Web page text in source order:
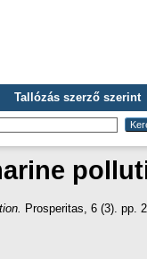
Tallózás szerző szerint
Prosperitas, 6 (3). pp.